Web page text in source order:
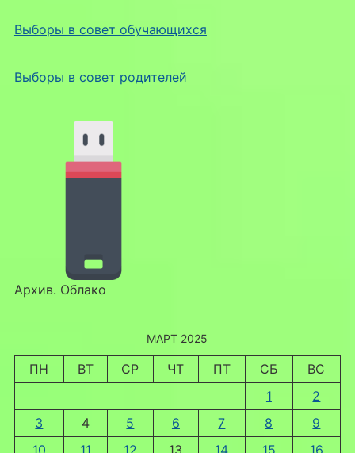
Выборы в совет обучающихся
Выборы в совет родителей
Архив. Облако
МАРТ 2025
ПН ВТ СР ЧТ ПТ СБ
ВС
1
2
3
4 5 6 7 8
9
10
11 12 13 14 15
16